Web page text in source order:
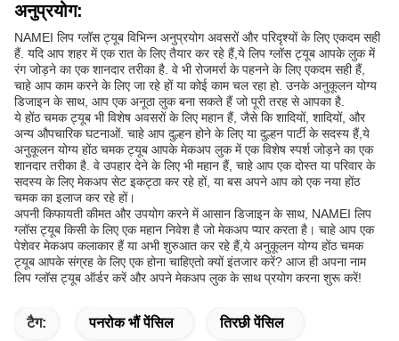
अनुप्रयोग:
NAMEI लिप ग्लॉस ट्यूब विभिन्न अनुप्रयोग अवसरों और परिदृश्यों के लिए एकदम सही
हैं. यदि आप शहर में एक रात के लिए तैयार कर रहे हैं,ये लिप ग्लॉस ट्यूब आपके लुक में
रंग जोड़ने का एक शानदार तरीका है. वे भी रोजमर्रा के पहनने के लिए एकदम सही हैं,
चाहे आप काम करने के लिए जा रहे हों या कोई काम चल रहा हो. उनके अनुकूलन योग्य
डिजाइन के साथ, आप एक अनूठा लुक बना सकते हैं जो पूरी तरह से आपका है.
ये होंठ चमक ट्यूब भी विशेष अवसरों के लिए महान हैं, जैसे कि शादियों, शादियों, और
अन्य औपचारिक घटनाओं. चाहे आप दुल्हन होने के लिए या दुल्हन पार्टी के सदस्य हैं,ये
अनुकूलन योग्य होंठ चमक ट्यूब आपके मेकअप लुक में एक विशेष स्पर्श जोड़ने का एक
शानदार तरीका है. वे उपहार देने के लिए भी महान हैं, चाहे आप एक दोस्त या परिवार के
सदस्य के लिए मेकअप सेट इकट्ठा कर रहे हों, या बस अपने आप को एक नया होंठ
चमक का इलाज कर रहे हों।
अपनी किफायती कीमत और उपयोग करने में आसान डिजाइन के साथ, NAMEI लिप
ग्लॉस ट्यूब किसी के लिए एक महान निवेश है जो मेकअप प्यार करता है। चाहे आप एक
पेशेवर मेकअप कलाकार हैं या अभी शुरुआत कर रहे हैं,ये अनुकूलन योग्य होंठ चमक
ट्यूब आपके संग्रह के लिए एक होना चाहिएतो क्यों इंतजार करें? आज ही अपना नाम
लिप ग्लॉस ट्यूब ऑर्डर करें और अपने मेकअप लुक के साथ प्रयोग करना शुरू करें!
टैग: पनरोक भौं पेंसिल तिरछी पेंसिल